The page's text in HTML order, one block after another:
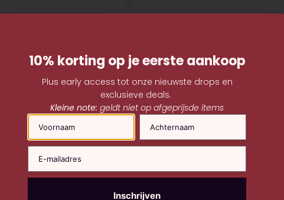
10% korting op je eerste aankoop
Plus early access tot onze nieuwste drops en
exclusieve deals.
Kleine note: geldt niet op afgeprijsde items